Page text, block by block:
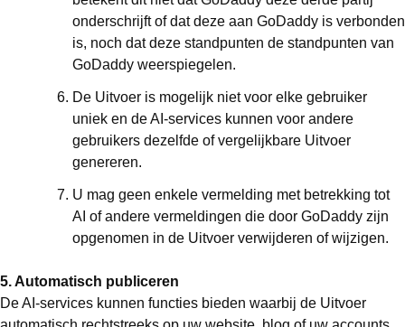
onderschrijft of dat deze aan GoDaddy is verbonden
is, noch dat deze standpunten de standpunten van
GoDaddy weerspiegelen.
De Uitvoer is mogelijk niet voor elke gebruiker
uniek en de AI-services kunnen voor andere
gebruikers dezelfde of vergelijkbare Uitvoer
genereren.
U mag geen enkele vermelding met betrekking tot
AI of andere vermeldingen die door GoDaddy zijn
opgenomen in de Uitvoer verwijderen of wijzigen.
5. Automatisch publiceren
De AI-services kunnen functies bieden waarbij de Uitvoer